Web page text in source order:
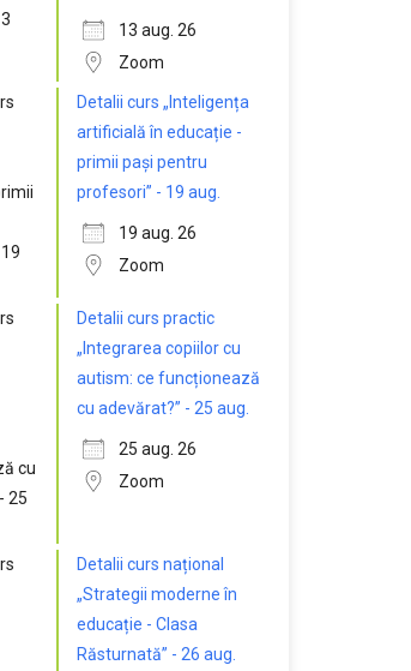
13 aug. 26
Zoom
Detalii curs „Inteligența
artificială în educație -
primii pași pentru
profesori” - 19 aug.
19 aug. 26
Zoom
Detalii curs practic
„Integrarea copiilor cu
autism: ce funcționează
cu adevărat?” - 25 aug.
25 aug. 26
Zoom
Detalii curs național
„Strategii moderne în
educație - Clasa
Răsturnată” - 26 aug.